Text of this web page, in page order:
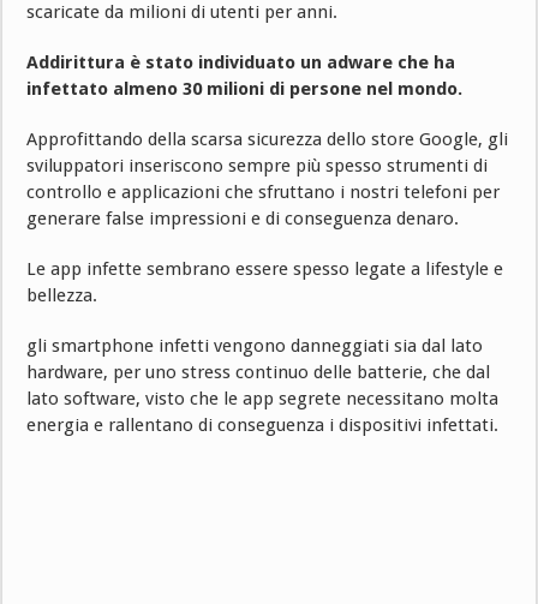
scaricate da milioni di utenti per anni.
Addirittura è stato individuato un adware che ha
infettato almeno 30 milioni di persone nel mondo.
Approfittando della scarsa sicurezza dello store Google, gli
sviluppatori inseriscono sempre più spesso strumenti di
controllo e applicazioni che sfruttano i nostri telefoni per
generare false impressioni e di conseguenza denaro.
Le app infette sembrano essere spesso legate a lifestyle e
bellezza.
gli smartphone infetti vengono danneggiati sia dal lato
hardware, per uno stress continuo delle batterie, che dal
lato software, visto che le app segrete necessitano molta
energia e rallentano di conseguenza i dispositivi infettati.